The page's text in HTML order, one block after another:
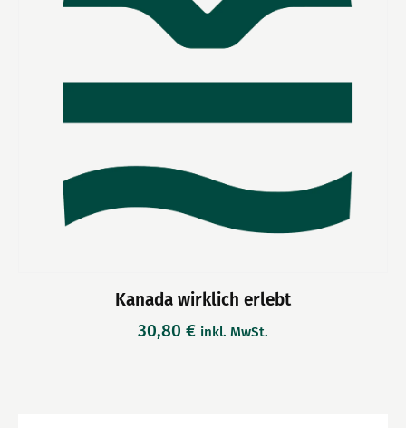
Kanada wirklich erlebt
30,80 € inkl. MwSt.